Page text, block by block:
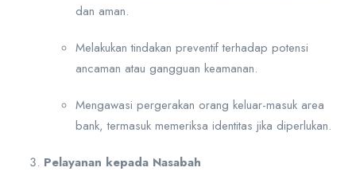
dan aman.
Melakukan tindakan preventif terhadap potensi
ancaman atau gangguan keamanan.
Mengawasi pergerakan orang keluar-masuk area
bank, termasuk memeriksa identitas jika diperlukan.
Pelayanan kepada Nasabah